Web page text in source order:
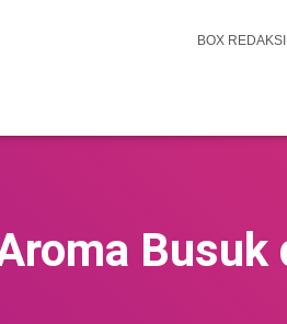
BOX REDAKSI
Busuk